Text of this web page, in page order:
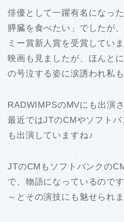
俳優として一躍有名になっ
膵臓を食べたい」でしたが
ミー賞新人賞を受賞していま
映画も見ましたが、ほんと
の号泣する姿に涙誘われ私も
RADWIMPSのMVにも出演
最近ではJTのCMやソフト
も出演していますね♪
JTのCMもソフトバンクの
で、物語になっているので
～とその演技にも魅せられ